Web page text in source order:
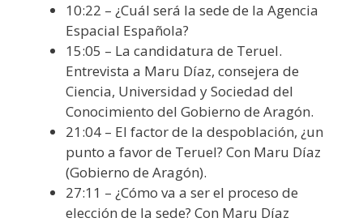
10:22 – ¿Cuál será la sede de la Agencia
Espacial Española?
15:05 – La candidatura de Teruel.
Entrevista a Maru Díaz, consejera de
Ciencia, Universidad y Sociedad del
Conocimiento del Gobierno de Aragón.
21:04 – El factor de la despoblación, ¿un
punto a favor de Teruel? Con Maru Díaz
(Gobierno de Aragón).
27:11 – ¿Cómo va a ser el proceso de
elección de la sede? Con Maru Díaz